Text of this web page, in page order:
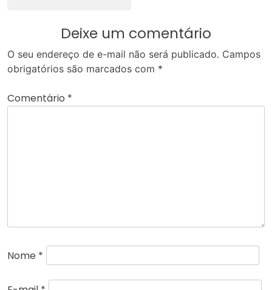
Deixe um comentário
O seu endereço de e-mail não será publicado. Campos
obrigatórios são marcados com *
Comentário *
Nome *